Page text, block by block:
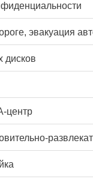
эвакуация
дисков
центр